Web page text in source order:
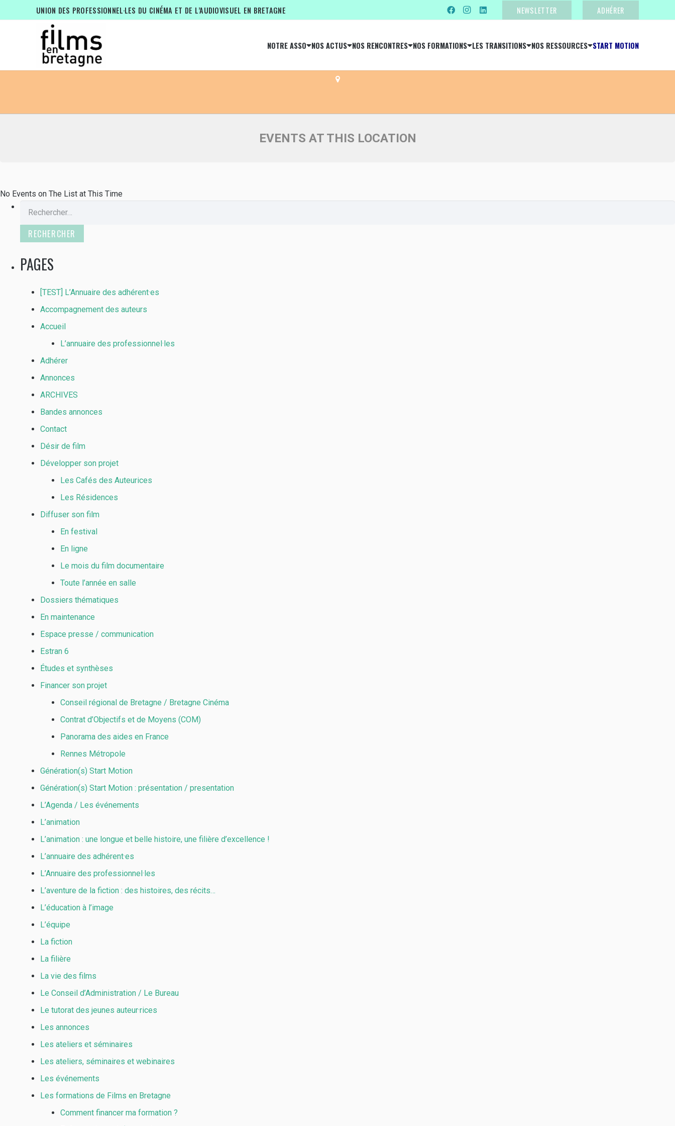
UNION DES PROFESSIONNEL·LES DU CINÉMA ET DE L’AUDIOVISUEL EN BRETAGNE NEWSLETTER ADHÉRER
NOTRE ASSO NOS ACTUS NOS RENCONTRES NOS FORMATIONS LES TRANSITIONS NOS RESSOURCES START MOTION
EVENTS AT THIS LOCATION
EVENTS AT THIS LOCATION
No Events on The List at This Time
PAGES
[TEST] L’Annuaire des adhérent·es
Accompagnement des auteurs
Accueil
L’annuaire des professionnel·les
Adhérer
Annonces
ARCHIVES
Bandes annonces
Contact
Désir de film
Développer son projet
Les Cafés des Auteurices
Les Résidences
Diffuser son film
En festival
En ligne
Le mois du film documentaire
Toute l’année en salle
Dossiers thématiques
En maintenance
Espace presse / communication
Estran 6
Études et synthèses
Financer son projet
Conseil régional de Bretagne / Bretagne Cinéma
Contrat d’Objectifs et de Moyens (COM)
Panorama des aides en France
Rennes Métropole
Génération(s) Start Motion
Génération(s) Start Motion : présentation / presentation
L’Agenda / Les événements
L’animation
L’animation : une longue et belle histoire, une filière d’excellence !
L’annuaire des adhérent·es
L’Annuaire des professionnel·les
L’aventure de la fiction : des histoires, des récits…
L’éducation à l’image
L’équipe
La fiction
La filière
La vie des films
Le Conseil d’Administration / Le Bureau
Le tutorat des jeunes auteur·rices
Les annonces
Les ateliers et séminaires
Les ateliers, séminaires et webinaires
Les événements
Les formations de Films en Bretagne
Comment financer ma formation ?